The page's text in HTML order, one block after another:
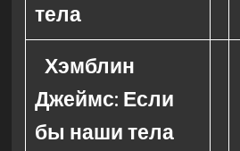
тела
Хэмблин
Джеймс: Если
бы наши тела